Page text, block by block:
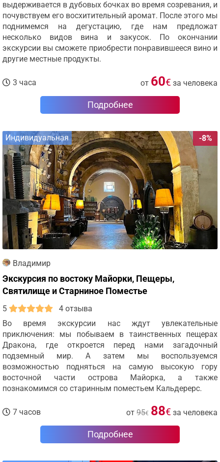
выдерживается в дубовых бочках во время созревания, и
почувствуем его восхитительный аромат. После этого мы
поднимемся на дегустацию, где нам предложат
несколько видов вина и закусок. По окончании
экскурсии вы сможете приобрести понравившееся вино и
другие местные продукты.
3 часа от 60€ за человека
Подробнее
-8%
Индивидуальная
Владимир
Экскурсия по востоку Майорки, Пещеры,
Святилище и Старниное Поместье
5
4 отзыва
Во время экскурсии нас ждут увлекательные
приключения: мы побываем в таинственных пещерах
Дракона, где откроется перед нами загадочный
подземный мир. А затем мы воспользуемся
возможностью подняться на самую высокую гору
восточной части острова Майорка, а также
познакомимся со старинным поместьем Кальдерерс.
7 часов от 95€ 88€ за человека
Подробнее